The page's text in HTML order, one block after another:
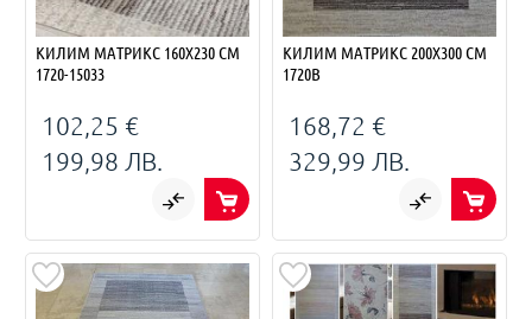
КИЛИМ МАТРИКС 160Х230 СМ
1720-15033
102,25 €
199,98 ЛВ.
КИЛИМ МАТРИКС 200Х300 СМ
1720B
168,72 €
329,99 ЛВ.